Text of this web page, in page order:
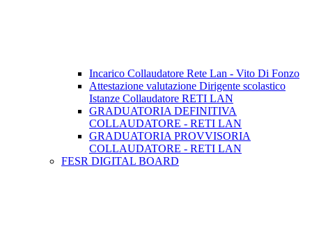
Incarico Collaudatore Rete Lan - Vito Di Fonzo
Attestazione valutazione Dirigente scolastico
Istanze Collaudatore RETI LAN
GRADUATORIA DEFINITIVA
COLLAUDATORE - RETI LAN
GRADUATORIA PROVVISORIA
COLLAUDATORE - RETI LAN
FESR DIGITAL BOARD